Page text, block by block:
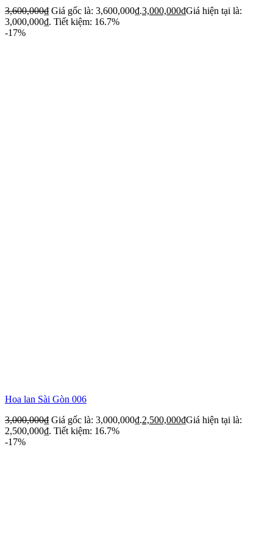
3,600,000₫ Giá gốc là: 3,600,000₫.3,000,000₫Giá hiện tại là:
3,000,000₫. Tiết kiệm: 16.7%
-17%
Hoa lan Sài Gòn 006
3,000,000₫ Giá gốc là: 3,000,000₫.2,500,000₫Giá hiện tại là:
2,500,000₫. Tiết kiệm: 16.7%
-17%